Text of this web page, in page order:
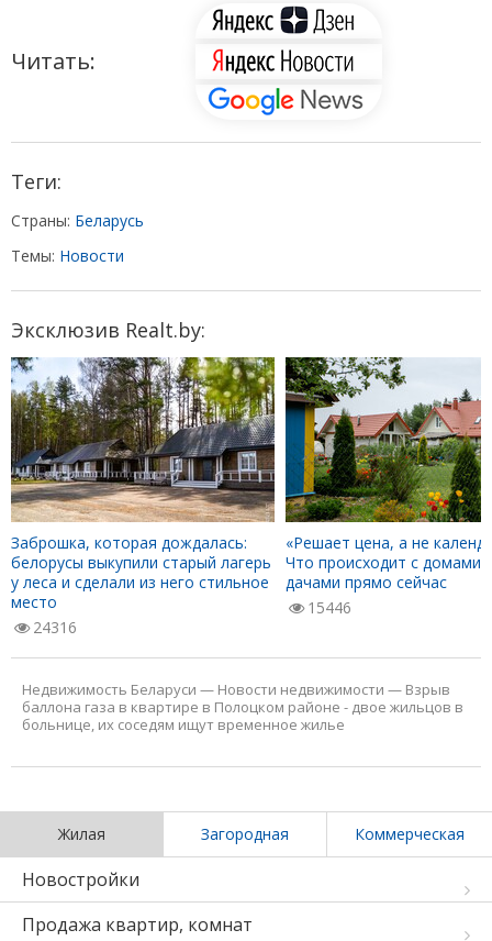
Читать:
Теги:
Страны: Беларусь
Темы: Новости
Эксклюзив Realt.by:
Заброшка, которая дождалась:
белорусы выкупили старый лагерь
у леса и сделали из него стильное
место
24316
«Решает цена, а не
Что происходит с домами
дачами прямо сейчас
15446
Недвижимость Беларуси — Новости недвижимости — Взрыв
баллона газа в квартире в Полоцком районе - двое жильцов в
больнице, их соседям ищут временное жилье
Жилая Загородная Коммерческая
Новостройки
Продажа квартир, комнат